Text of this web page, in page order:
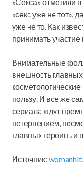
«Секса» отметили
«секс уже не тот»,
уже не то. Как
принимать
Внимательные
внешность главных
пользу. И все же
сериала ждут
нетерпением,
главных героинь и
Источник: